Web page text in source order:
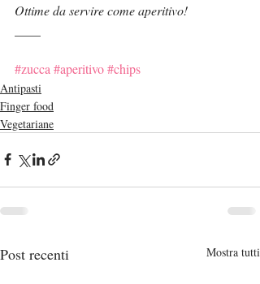
Ottime da servire come aperitivo!
#zucca #aperitivo#chips
Antipasti
Finger food
Vegetariane
Post recenti Mostra tutti